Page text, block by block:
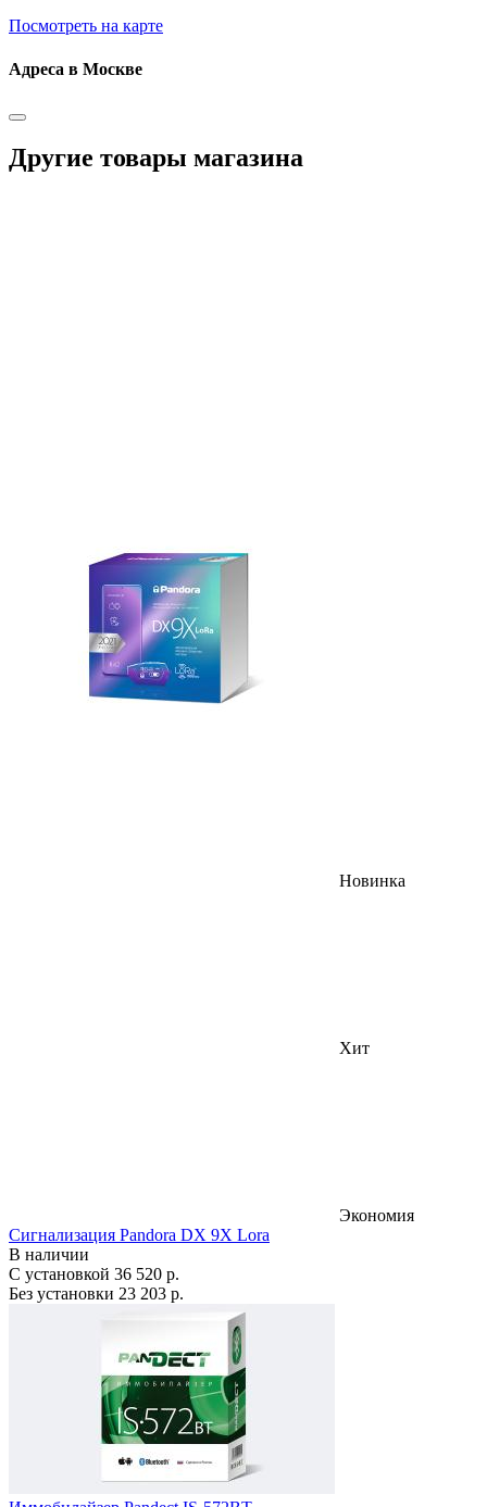
Посмотреть на карте
Адреса в Москве
Другие товары магазина
Новинка
Хит
Экономия
Сигнализация Pandora DX 9X Lora
В наличии
С установкой 36 520 р.
Без установки 23 203 р.